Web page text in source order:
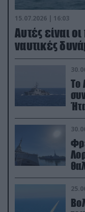
15.07.2026 | 16:03
Aυτές είναι
ναυτικές
Το